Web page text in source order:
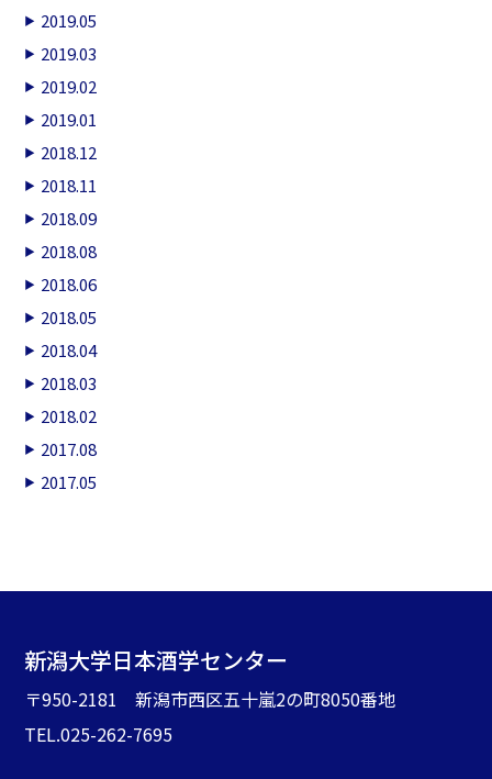
2019.05
2019.03
2019.02
2019.01
2018.12
2018.11
2018.09
2018.08
2018.06
2018.05
2018.04
2018.03
2018.02
2017.08
2017.05
新潟大学日本酒学センター
〒950-2181 新潟市西区五十嵐2の町8050番地
TEL.025-262-7695